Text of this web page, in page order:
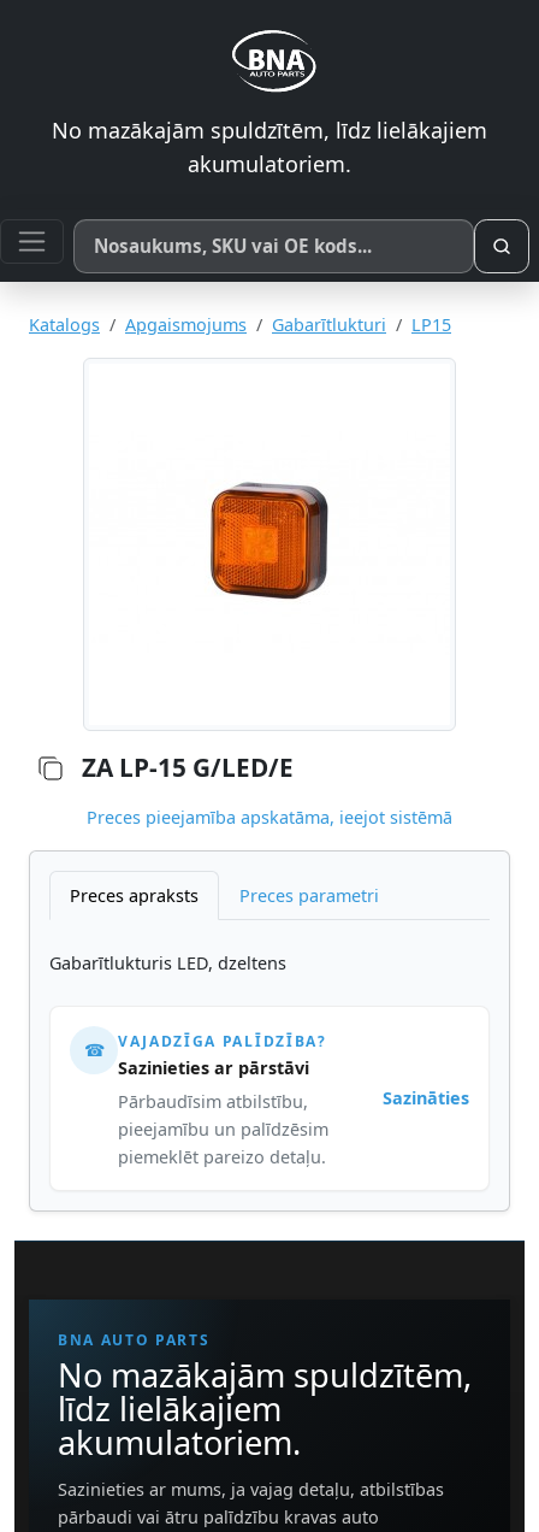
No mazākajām spuldzītēm, līdz lielākajiem
akumulatoriem.
Meklēt pēc produkta nosaukuma, SKU vai OE koda
Katalogs Apgaismojums Gabarītlukturi LP15
ZA LP-15 G/LED/E
Preces pieejamība apskatāma, ieejot sistēmā
Preces apraksts Preces parametri
Gabarītlukturis LED, dzeltens
☎ VAJADZĪGA PALĪDZĪBA?
Sazinieties ar pārstāvi
Pārbaudīsim atbilstību,
pieejamību un palīdzēsim
piemeklēt pareizo detaļu.
Sazināties
BNA AUTO PARTS
No mazākajām spuldzītēm,
līdz lielākajiem
akumulatoriem.
Sazinieties ar mums, ja vajag detaļu, atbilstības
pārbaudi vai ātru palīdzību kravas auto